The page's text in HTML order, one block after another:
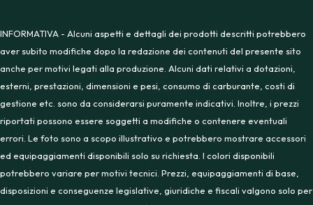
INFORMATIVA - Alcuni aspetti e dettagli dei prodotti descritti potrebbero
aver subito modifiche dopo la redazione dei contenuti del presente sito
anche per motivi legati alla produzione. Alcuni dati relativi a dotazioni,
esterni, prestazioni, dimensioni e pesi, consumo di carburante, costi di
gestione etc. sono da considerarsi puramente indicativi. Inoltre, i prezzi
riportati possono essere soggetti a modifiche o contenere eventuali
errori. Le foto sono a scopo illustrativo e potrebbero mostrare accessori
ed equipaggiamenti disponibili solo su richiesta. I colori disponibili
potrebbero variare per motivi tecnici. Prezzi, equipaggiamenti di base,
disposizioni e conseguenze legislative, giuridiche e fiscali valgono solo per